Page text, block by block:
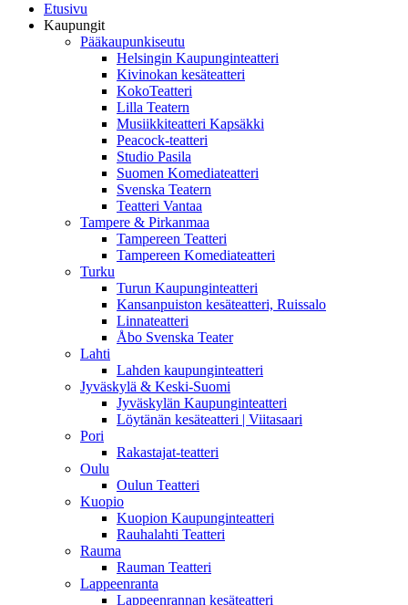
Etusivu
Kaupungit
Pääkaupunkiseutu
Helsingin Kaupunginteatteri
Kivinokan kesäteatteri
KokoTeatteri
Lilla Teatern
Musiikkiteatteri Kapsäkki
Peacock-teatteri
Studio Pasila
Suomen Komediateatteri
Svenska Teatern
Teatteri Vantaa
Tampere & Pirkanmaa
Tampereen Teatteri
Tampereen Komediateatteri
Turku
Turun Kaupunginteatteri
Kansanpuiston kesäteatteri, Ruissalo
Linnateatteri
Åbo Svenska Teater
Lahti
Lahden kaupunginteatteri
Jyväskylä & Keski-Suomi
Jyväskylän Kaupunginteatteri
Löytänän kesäteatteri | Viitasaari
Pori
Rakastajat-teatteri
Oulu
Oulun Teatteri
Kuopio
Kuopion Kaupunginteatteri
Rauhalahti Teatteri
Rauma
Rauman Teatteri
Lappeenranta
Lappeenrannan kesäteatteri